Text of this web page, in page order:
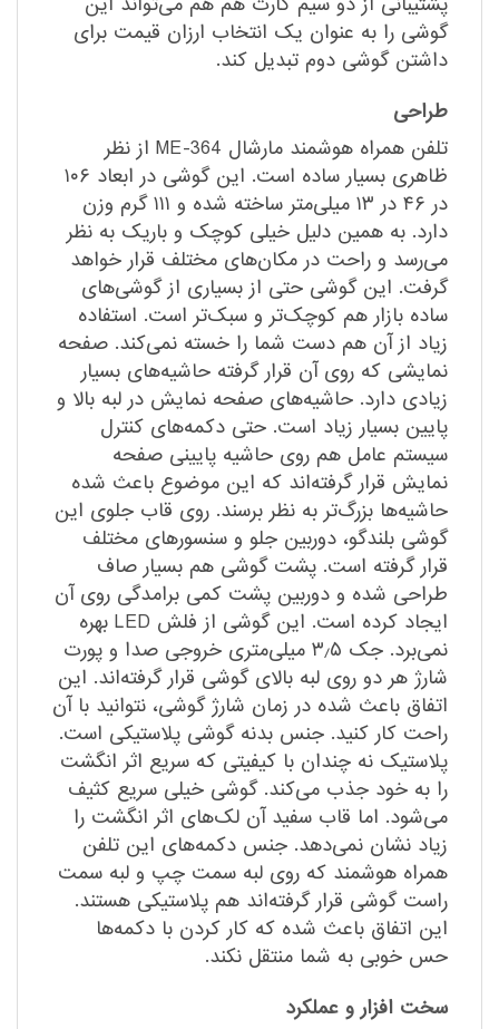
گوشی را به عنوان یک انتخاب ارزان قیمت برای
داشتن گوشی دوم تبدیل کند.
طراحی
تلفن همراه هوشمند مارشال ME-364 از نظر
ظاهری بسیار ساده است. این گوشی در ابعاد ۱۰۶
در ۴۶ در ۱۳ میلی‌متر ساخته شده و ۱۱۱ گرم وزن
دارد. به همین دلیل خیلی کوچک و باریک به نظر
می‌رسد و راحت در مکان‌های مختلف قرار خواهد
گرفت. این گوشی حتی از بسیاری از گوشی‌های
ساده بازار هم کوچک‌تر و سبک‌تر است. استفاده
زیاد از آن هم دست شما را خسته نمی‌کند. صفحه
نمایشی که روی آن قرار گرفته حاشیه‌های بسیار
زیادی دارد. حاشیه‌های صفحه نمایش در لبه بالا و
پایین بسیار زیاد است. حتی دکمه‌های کنترل
سیستم عامل هم روی حاشیه پایینی صفحه
نمایش قرار گرفته‌اند که این موضوع باعث شده
حاشیه‌ها بزرگ‌تر به نظر برسند. روی قاب جلوی این
گوشی بلندگو، دوربین جلو و سنسورهای مختلف
قرار گرفته است. پشت گوشی هم بسیار صاف
طراحی شده و دوربین پشت کمی برامدگی روی آن
ایجاد کرده است. این گوشی از فلش LED بهره
نمی‌برد. جک ۳٫۵ میلی‌متری خروجی صدا و پورت
شارژ هر دو روی لبه بالای گوشی قرار گرفته‌اند. این
اتفاق باعث شده در زمان شارژ گوشی، نتوانید با آن
راحت‌ کار کنید. جنس بدنه گوشی پلاستیکی است.
پلاستیک نه چندان با کیفیتی که سریع اثر انگشت
را به خود جذب می‌کند. گوشی خیلی سریع کثیف
می‌شود. اما قاب سفید آن لک‌های اثر انگشت را
زیاد نشان نمی‌دهد. جنس دکمه‌های این تلفن
همراه هوشمند که روی لبه سمت چپ و لبه سمت
راست گوشی قرار گرفته‌اند هم پلاستیکی هستند.
این اتفاق باعث شده که کار کردن با دکمه‌‌ها
حس خوبی به شما منتقل نکند.
سخت افزار و عملکرد